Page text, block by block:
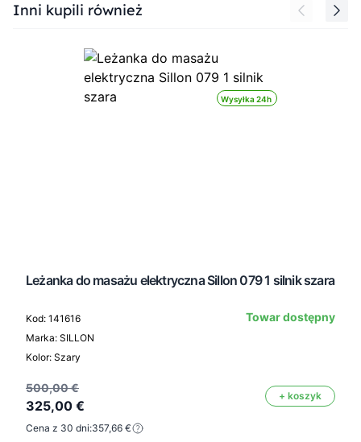
Press to skip carousel
Inni kupili również
Wysyłka 24h
Leżanka do masażu elektryczna Sillon 079 1 silnik szara
Kod: 141616
Marka: SILLON
Kolor: Szary
Towar dostępny
500,00 €
325,00 €
+ koszyk
Cena z 30 dni:357,66 €